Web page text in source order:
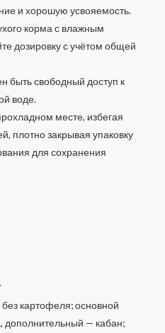
и хорошую усвояемость.
корма с влажным
дозировку с учётом общей
быть свободный доступ к
воде.
месте, избегая
плотно закрывая упаковку
для сохранения
картофеля; основной
дополнительный — кабан;